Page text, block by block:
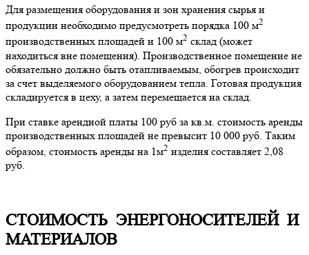
Для размещения оборудования и зон хранения сырья и
продукции необходимо предусмотреть порядка 100 м2
производственных площадей и 100 м2 склад (может
находиться вне помещения). Производственное помещение не
обязательно должно быть отапливаемым, обогрев происходит
за счет выделяемого оборудованием тепла. Готовая продукция
складируется в цеху, а затем перемещается на склад.
При ставке арендной платы 100 руб за кв.м. стоимость аренды
производственных площадей не превысит 10 000 руб. Таким
образом, стоимость аренды на 1м2 изделия составляет 2,08
руб.
СТОИМОСТЬ ЭНЕРГОНОСИТЕЛЕЙ И
МАТЕРИАЛОВ